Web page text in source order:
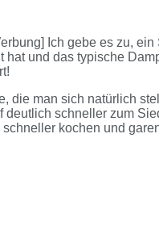
Ich gebe es zu,
hat und das typische
die man sich natürlich
deutlich schneller zum
schneller kochen und